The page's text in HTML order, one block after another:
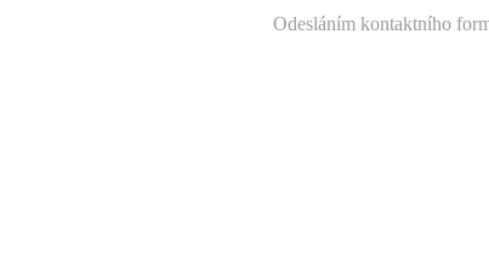
Odesláním kontaktního